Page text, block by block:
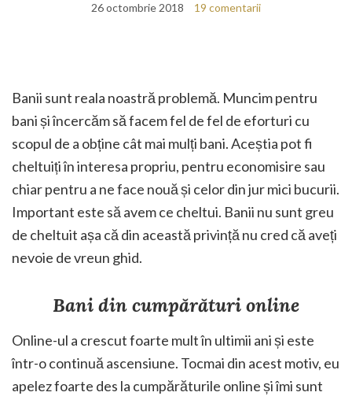
26 octombrie 2018 19 comentarii
Banii sunt reala noastră problemă. Muncim pentru
bani și încercăm să facem fel de fel de eforturi cu
scopul de a obține cât mai mulți bani. Aceștia pot fi
cheltuiți în interesa propriu, pentru economisire sau
chiar pentru a ne face nouă și celor din jur mici bucurii.
Important este să avem ce cheltui. Banii nu sunt greu
de cheltuit așa că din această privință nu cred că aveți
nevoie de vreun ghid.
Bani din cumpărături online
Online-ul a crescut foarte mult în ultimii ani și este
într-o continuă ascensiune. Tocmai din acest motiv, eu
apelez foarte des la cumpărăturile online și îmi sunt